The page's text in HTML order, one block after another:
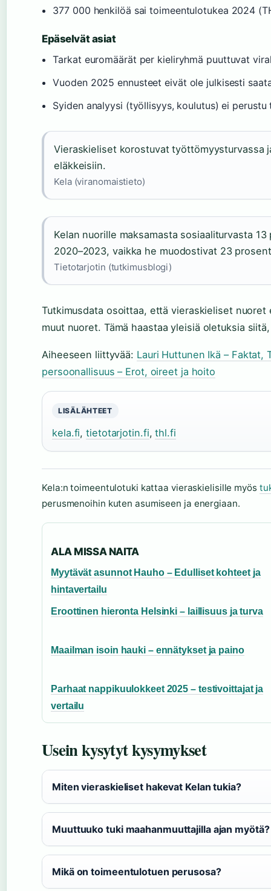
377 000 henkilöä sai toimeentulotukea 2024
Epäselvät asiat
Tarkat euromäärät per kieliryhmä puuttuvat
Vuoden 2025 ennusteet eivät ole julkisesti
Syiden analyysi (työllisyys, koulutus) ei
Vieraskieliset korostuvat työttömyysturvassa
eläkkeisiin.
Kela (viranomaistieto)
Kelan nuorille maksamasta sosiaaliturvasta
2020–2023, vaikka he muodostivat 23
Tietotarjotin (tutkimusblogi)
Tutkimusdata osoittaa, että vieraskieliset
muut nuoret. Tämä haastaa yleisiä oletuksia
Aiheeseen liittyvää: Lauri Huttunen Ikä – Faktat,
persoonallisuus – Erot, oireet ja hoito
LISÄLÄHTEET
kela.fi,tietotarjotin.fi,thl.fi
Kela:n toimeentulotuki kattaa vieraskielisille myös
perusmenoihin kuten asumiseen ja energiaan.
ALA MISSA NAITA
Myytävät asunnot Hauho – Edulliset kohteet ja
hintavertailu
Eroottinen hieronta Helsinki – laillisuus ja turva
Maailman isoin hauki – ennätykset ja paino
Parhaat nappikuulokkeet 2025 – testivoittajat ja
vertailu
Usein kysytyt kysymykset
Miten vieraskieliset hakevat Kelan tukia?
Muuttuuko tuki maahanmuuttajilla ajan myötä?
Mikä on toimeentulotuen perusosa?